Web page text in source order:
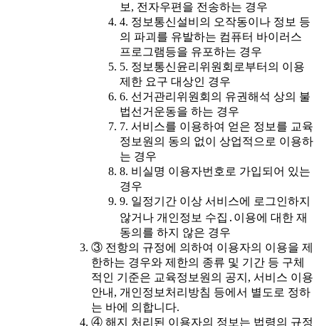
보, 전자우편을 전송하는 경우
4. 정보통신설비의 오작동이나 정보 등
의 파괴를 유발하는 컴퓨터 바이러스
프로그램등을 유포하는 경우
5. 정보통신윤리위원회로부터의 이용
제한 요구 대상인 경우
6. 선거관리위원회의 유권해석 상의 불
법선거운동을 하는 경우
7. 서비스를 이용하여 얻은 정보를 교육
정보원의 동의 없이 상업적으로 이용하
는 경우
8. 비실명 이용자번호로 가입되어 있는
경우
9. 일정기간 이상 서비스에 로그인하지
않거나 개인정보 수집․이용에 대한 재
동의를 하지 않은 경우
③ 전항의 규정에 의하여 이용자의 이용을 제
한하는 경우와 제한의 종류 및 기간 등 구체
적인 기준은 교육정보원의 공지, 서비스 이용
안내, 개인정보처리방침 등에서 별도로 정하
는 바에 의합니다.
④ 해지 처리된 이용자의 정보는 법령의 규정